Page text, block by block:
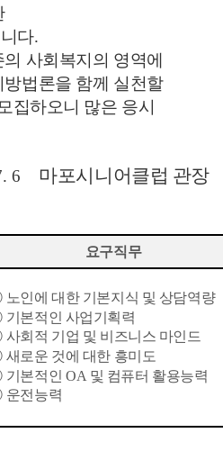
다.
사회복지의 영역에
법론을 함께 실천할
집하오니 많은 응시
6 마포시니어클럽 관장
요구직무
노인에 대한 기본지식 및 상담역량
기본적인 사업기획력
사회적 기업 및 비즈니스 마인드
새로운 것에 대한 흥미도
기본적인 OA 및 컴퓨터 활용능력
운전능력